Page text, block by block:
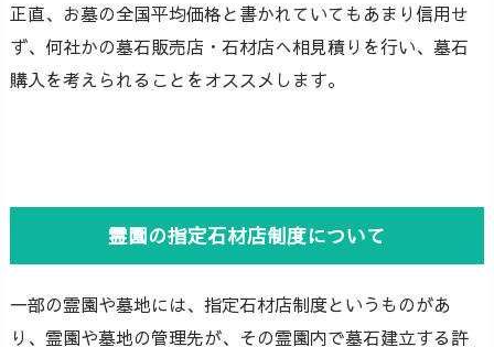
正直、お墓の全国平均価格と書かれていてもあまり信用せ
ず、何社かの墓石販売店・石材店へ相見積りを行い、墓石
購入を考えられることをオススメします。
霊園の指定石材店制度について
一部の霊園や墓地には、指定石材店制度というものがあ
り、霊園や墓地の管理先が、その霊園内で墓石建立する許